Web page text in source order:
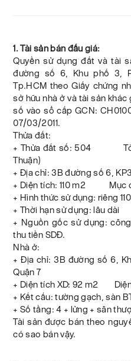
1. Tài sản bán đấu giá:
Quyền sử dụng đất và tài
đường số 6, Khu phố 3,
Tp.HCM theo Giấy chứng
sở hữu nhà ở và tài sản khác
số vào sổ cấp GCN:
07/03/2011.
Thửa đất:
+ Thửa đất số: 504 Tờ
Thuận)
+ Địa chỉ: 3B đường số 6,
+ Diện tích: 110 m2 Mục
+ Hình thức sử dụng: riêng
+ Thời hạn sử dụng: lâu dài
+ Nguồn gốc sử dụng:
thu tiền SDĐ.
Nhà ở:
+ Địa chỉ: 3B đường số 6,
Quận 7
+ Diện tích XD: 92 m2
+ Kết cấu: tường gạch, sàn
+ Số tầng: 4 + lửng + sân
Tài sản được bán theo
có sao bán vậy.